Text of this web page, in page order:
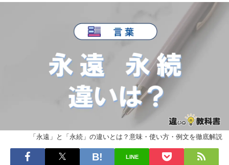
「永遠」と「永続」の違いとは？意味・使い方・例文を徹底解説
LINE